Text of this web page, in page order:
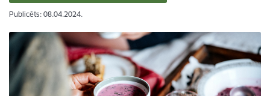
Publicēts: 08.04.2024.